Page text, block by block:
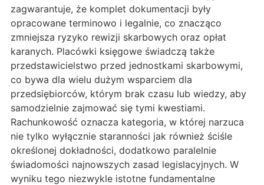
zagwarantuje, że komplet dokumentacji były
opracowane terminowo i legalnie, co znacząco
zmniejsza ryzyko rewizji skarbowych oraz opłat
karanych. Placówki księgowe świadczą także
przedstawicielstwo przed jednostkami skarbowymi,
co bywa dla wielu dużym wsparciem dla
przedsiębiorców, którym brak czasu lub wiedzy, aby
samodzielnie zajmować się tymi kwestiami.
Rachunkowość oznacza kategoria, w której narzuca
nie tylko wyłącznie staranności jak również ściśle
określonej dokładności, dodatkowo paralelnie
świadomości najnowszych zasad legislacyjnych. W
wyniku tego niezwykle istotne fundamentalne